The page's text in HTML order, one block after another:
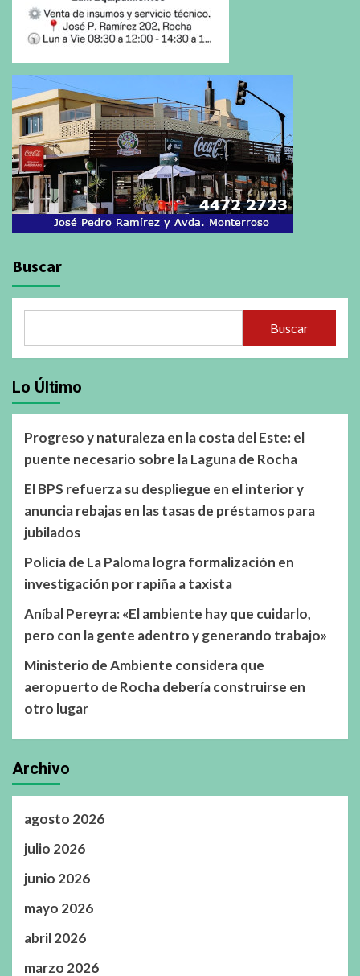
Buscar
Buscar
Lo Último
Progreso y naturaleza en la costa del Este: el
puente necesario sobre la Laguna de Rocha
El BPS refuerza su despliegue en el interior y
anuncia rebajas en las tasas de préstamos para
jubilados
Policía de La Paloma logra formalización en
investigación por rapiña a taxista
Aníbal Pereyra: «El ambiente hay que cuidarlo,
pero con la gente adentro y generando trabajo»
Ministerio de Ambiente considera que
aeropuerto de Rocha debería construirse en
otro lugar
Archivo
agosto 2026
julio 2026
junio 2026
mayo 2026
abril 2026
marzo 2026